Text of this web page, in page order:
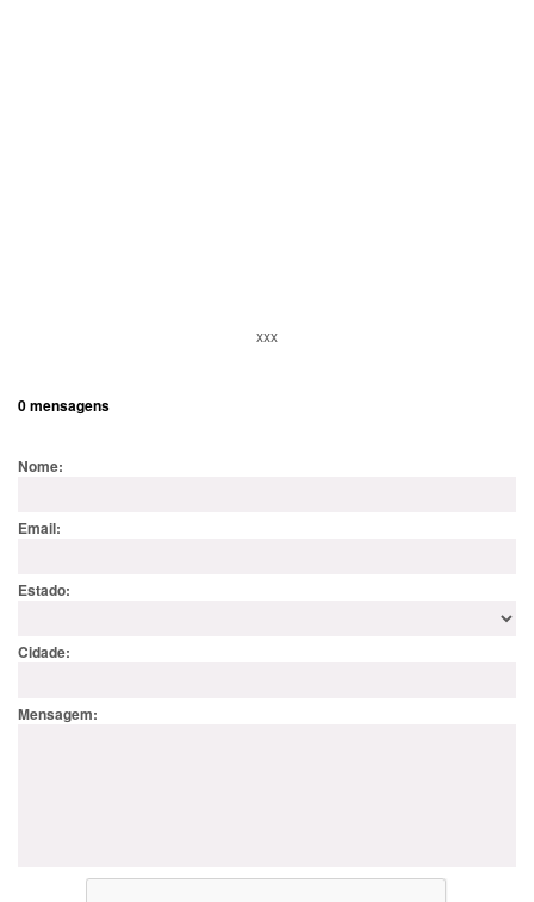
xxx
0 mensagens
Nome:
Email:
Estado:
Cidade:
Mensagem: